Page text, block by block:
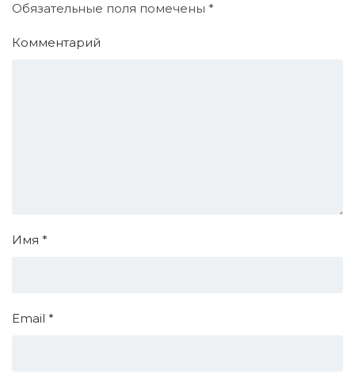
Обязательные поля помечены *
Комментарий
Имя *
Email *